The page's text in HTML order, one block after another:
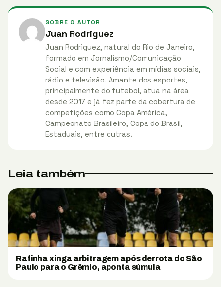
SOBRE O AUTOR
Juan Rodriguez
Juan Rodriguez, natural do Rio de Janeiro,
formado em Jornalismo/Comunicação
Social e com experiência em mídias sociais,
rádio e televisão. Amante dos esportes,
principalmente do futebol, atua na área
desde 2017 e já fez parte da cobertura de
competições como Copa América,
Campeonato Brasileiro, Copa do Brasil,
Estaduais, entre outras.
Leia também
Rafinha xinga arbitragem após derrota do São
Paulo para o Grêmio, aponta súmula